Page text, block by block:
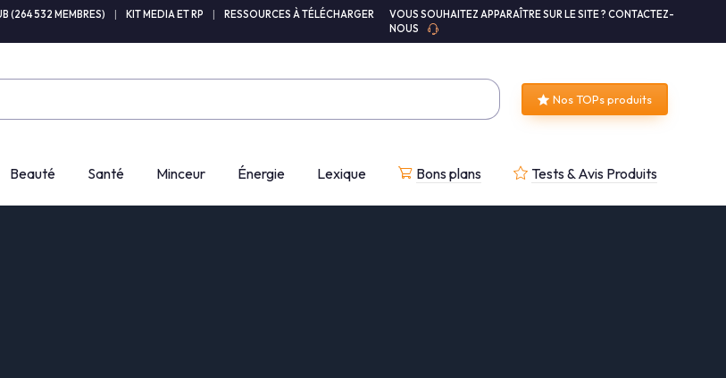
(264 532 MEMBRES) KIT MEDIA ET RP
RESSOURCES À TÉLÉCHARGER
VOUS SOUHAITEZ APPARAÎTRE SUR LE SITE ? CONTACTEZ-
NOUS
Nos TOPs produits
Beauté Santé Minceur Énergie Lexique Bons plans Tests & Avis Produits